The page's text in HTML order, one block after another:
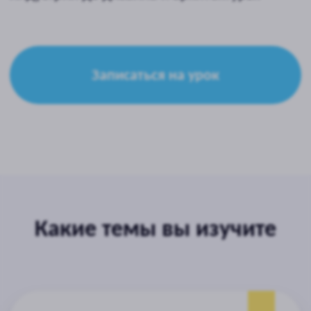
освоить инструменты TinkerCAD;
TinkerCAD» поможет ребёнку: